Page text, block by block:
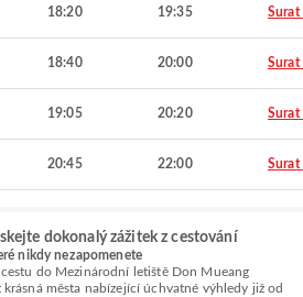
18:20 19:35 Surat
18:40 20:00 Surat
19:05 20:20 Surat
20:45 22:00 Surat
dokonalý zážitek z cestování
nikdy nezapomenete
do Mezinárodní letiště Don Mueang
města nabízející úchvatné výhledy již od